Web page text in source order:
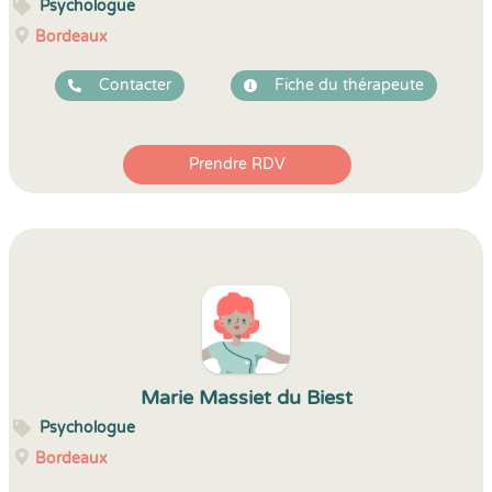
Psychologue
Bordeaux
Contacter Fiche du thérapeute
Prendre RDV
Marie Massiet du Biest
Psychologue
Bordeaux